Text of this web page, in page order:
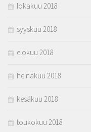
lokakuu 2018
syyskuu 2018
elokuu 2018
heinäkuu 2018
kesäkuu 2018
toukokuu 2018